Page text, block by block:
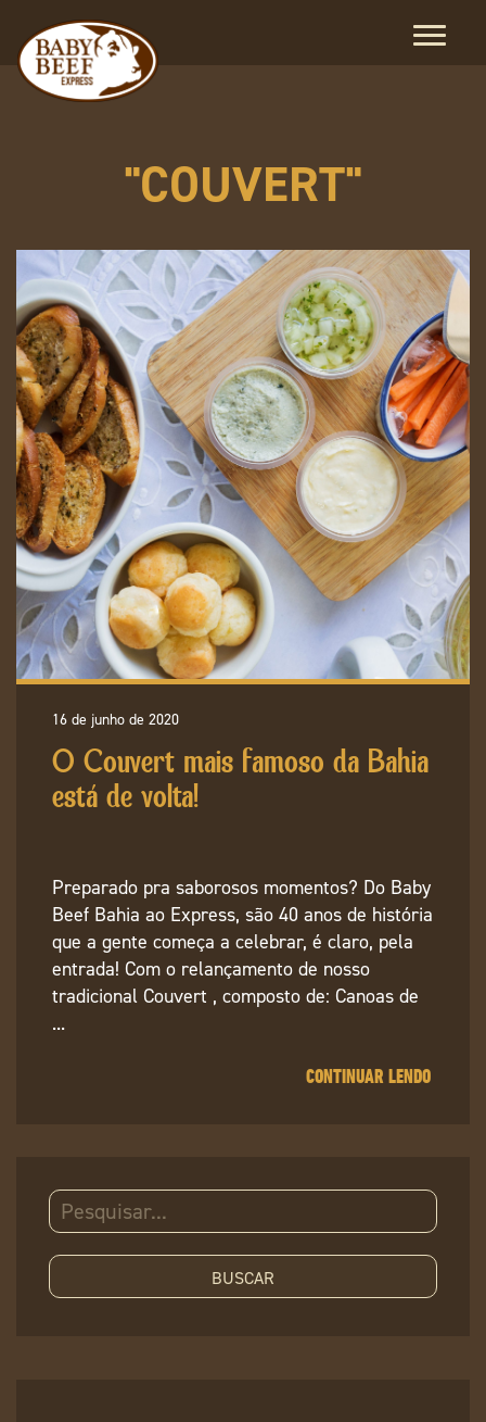
"COUVERT"
16 de junho de 2020
O Couvert mais famoso da Bahia
está de volta!
Preparado pra saborosos momentos? Do Baby
Beef Bahia ao Express, são 40 anos de história
que a gente começa a celebrar, é claro, pela
entrada! Com o relançamento de nosso
tradicional Couvert , composto de: Canoas de
...
CONTINUAR LENDO
Pesquisar